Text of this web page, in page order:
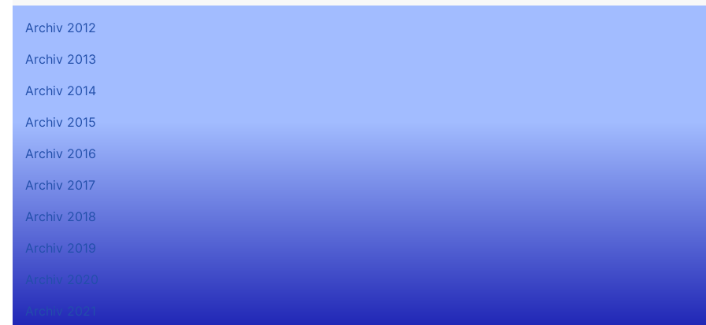
Archiv 2012
Archiv 2013
Archiv 2014
Archiv 2015
Archiv 2016
Archiv 2017
Archiv 2018
Archiv 2019
Archiv 2020
Archiv 2021